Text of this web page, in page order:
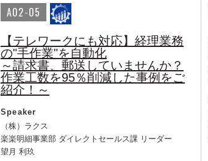
A02-05
【テレワークにも対応】経理業務
の"手作業"を自動化
～請求書、郵送していませんか？
作業工数を95％削減した事例をご
紹介！～
Speaker
（株）ラクス
楽楽明細事業部 ダイレクトセールス課 リーダー
望月 利玖